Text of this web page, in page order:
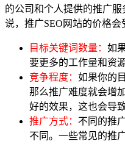
的公司和个人提供的推广
说，推广SEO网站的价格会
目标关键词数量： 如
要更多的工作量和资
竞争程度： 如果你的
那么推广难度就会增
好的效果，这也会导
推广方式： 不同的推
不同。一些常见的推